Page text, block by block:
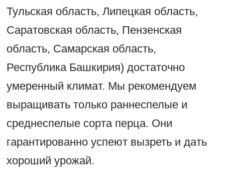
Тульская область, Липецкая область,
Саратовская область, Пензенская
область, Самарская область,
Республика Башкирия) достаточно
умеренный климат. Мы рекомендуем
выращивать только раннеспелые и
среднеспелые сорта перца. Они
гарантированно успеют вызреть и дать
хороший урожай.